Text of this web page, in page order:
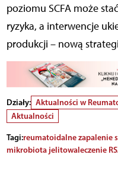
poziomu SCFA może
ryzyka, a interwencje
produkcji – nową
Działy: Aktualności w
Aktualności
Tagi:reumatoidalne zapalenie
mikrobiota jelitowaleczenie